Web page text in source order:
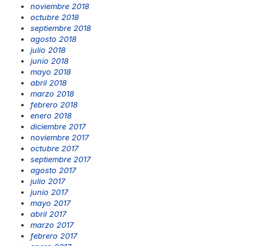
noviembre 2018
octubre 2018
septiembre 2018
agosto 2018
julio 2018
junio 2018
mayo 2018
abril 2018
marzo 2018
febrero 2018
enero 2018
diciembre 2017
noviembre 2017
octubre 2017
septiembre 2017
agosto 2017
julio 2017
junio 2017
mayo 2017
abril 2017
marzo 2017
febrero 2017